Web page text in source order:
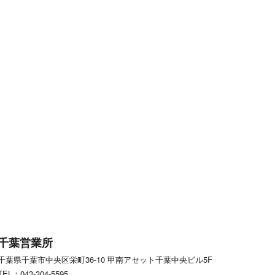
葉営業所
葉県千葉市中央区栄町36-10 甲南アセット千葉中央ビル5F